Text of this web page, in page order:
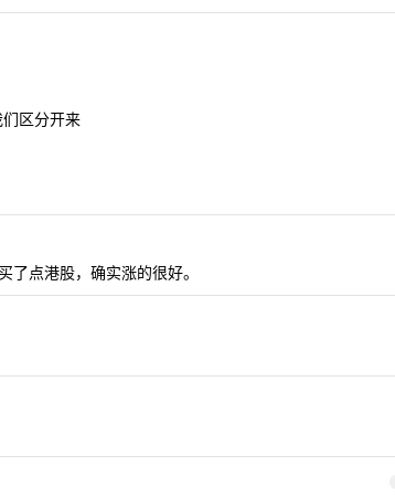
区分开来
点港股，确实涨的很好。